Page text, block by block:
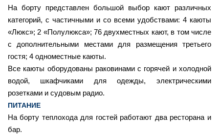
На борту представлен большой выбор кают различных
категорий, с частичными и со всеми удобствами: 4 каюты
«Люкс»; 2 «Полулюкса»; 76 двухместных кают, в том числе
с дополнительными местами для размещения третьего
гостя; 4 одноместные каюты.
Все каюты оборудованы раковинами с горячей и холодной
водой, шкафчиками для одежды, электрическими
розетками и судовым радио.
ПИТАНИЕ
На борту теплохода для гостей работают два ресторана и
бар.